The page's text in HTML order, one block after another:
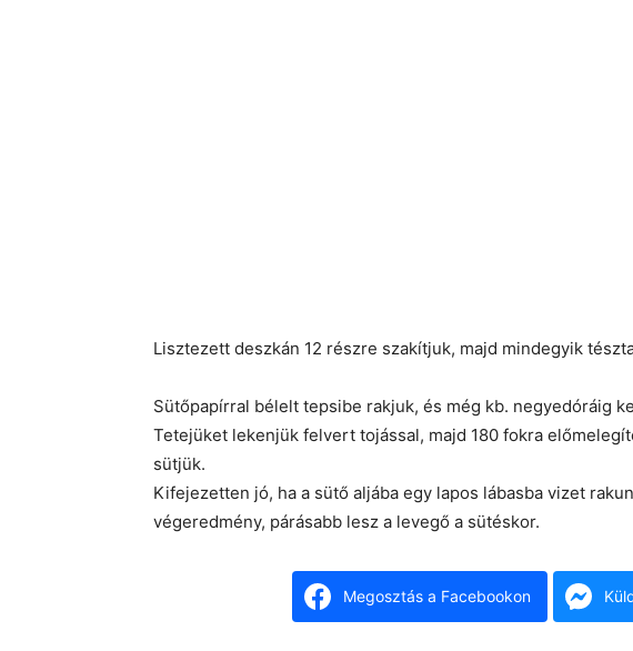
Lisztezett deszkán 12 részre szakítjuk, majd mindegyik
Sütőpapírral bélelt tepsibe rakjuk, és még kb. negyedóráig
Tetejüket lekenjük felvert tojással, majd 180 fokra
sütjük.
Kifejezetten jó, ha a sütő aljába egy lapos lábasba vizet
végeredmény, párásabb lesz a levegő a sütéskor.
Megosztás a Facebookon